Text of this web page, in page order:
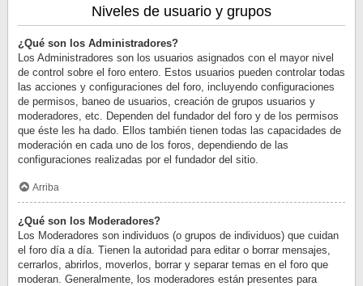
Niveles de usuario y grupos
¿Qué son los Administradores?
Los Administradores son los usuarios asignados con el mayor nivel
de control sobre el foro entero. Estos usuarios pueden controlar todas
las acciones y configuraciones del foro, incluyendo configuraciones
de permisos, baneo de usuarios, creación de grupos usuarios y
moderadores, etc. Dependen del fundador del foro y de los permisos
que éste les ha dado. Ellos también tienen todas las capacidades de
moderación en cada uno de los foros, dependiendo de las
configuraciones realizadas por el fundador del sitio.
Arriba
¿Qué son los Moderadores?
Los Moderadores son individuos (o grupos de individuos) que cuidan
el foro día a día. Tienen la autoridad para editar o borrar mensajes,
cerrarlos, abrirlos, moverlos, borrar y separar temas en el foro que
moderan. Generalmente, los moderadores están presentes para